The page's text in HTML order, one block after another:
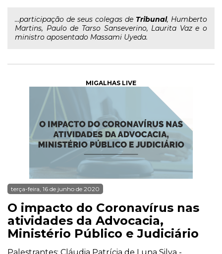
...participação de seus colegas de Tribunal, Humberto
Martins, Paulo de Tarso Sanseverino, Laurita Vaz e o
ministro aposentado Massami Uyeda.
MIGALHAS LIVE
terça-feira, 16 de junho de 2020
O impacto do Coronavírus nas
atividades da Advocacia,
Ministério Público e Judiciário